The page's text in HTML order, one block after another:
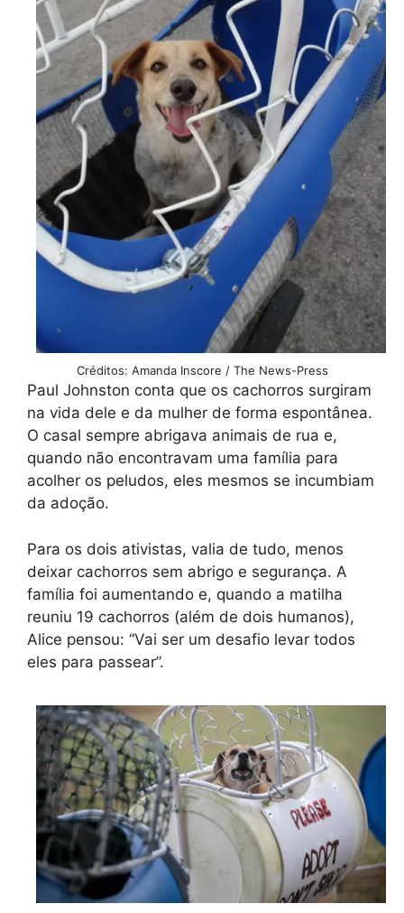
Créditos: Amanda Inscore / The News-Press
Paul Johnston conta que os cachorros surgiram
na vida dele e da mulher de forma espontânea.
O casal sempre abrigava animais de rua e,
quando não encontravam uma família para
acolher os peludos, eles mesmos se incumbiam
da adoção.
Para os dois ativistas, valia de tudo, menos
deixar cachorros sem abrigo e segurança. A
família foi aumentando e, quando a matilha
reuniu 19 cachorros (além de dois humanos),
Alice pensou: “Vai ser um desafio levar todos
eles para passear”.